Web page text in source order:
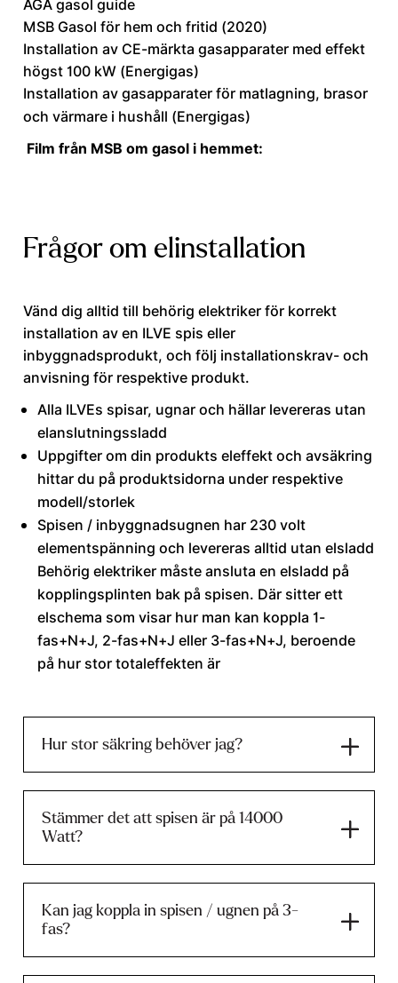
AGA gasol guide
MSB Gasol för hem och fritid (2020)
Installation av CE-märkta gasapparater med effekt
högst 100 kW (Energigas)
Installation av gasapparater för matlagning, brasor
och värmare i hushåll (Energigas)
Film från MSB om gasol i hemmet:
Frågor om elinstallation
Vänd dig alltid till behörig elektriker för korrekt
installation av en ILVE spis eller
inbyggnadsprodukt, och följ installationskrav- och
anvisning för respektive produkt.
Alla ILVEs spisar, ugnar och hällar levereras utan
elanslutningssladd
Uppgifter om din produkts eleffekt och avsäkring
hittar du på produktsidorna under respektive
modell/storlek
Spisen / inbyggnadsugnen har 230 volt
elementspänning och levereras alltid utan elsladd
Behörig elektriker måste ansluta en elsladd på
kopplingsplinten bak på spisen. Där sitter ett
elschema som visar hur man kan koppla 1-
fas+N+J, 2-fas+N+J eller 3-fas+N+J, beroende
på hur stor totaleffekten är
Hur stor säkring behöver jag?
Stämmer det att spisen är på 14000
Watt?
Kan jag koppla in spisen / ugnen på 3-
fas?